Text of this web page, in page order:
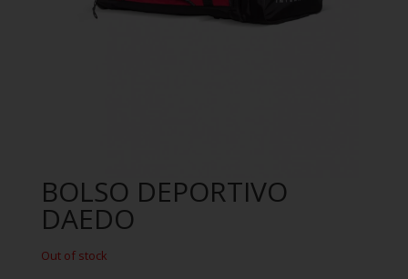
BOLSO DEPORTIVO
DAEDO
Out of stock